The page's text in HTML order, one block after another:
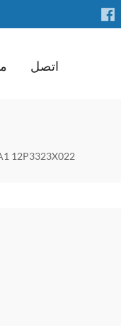
اتصل
12P3323X022